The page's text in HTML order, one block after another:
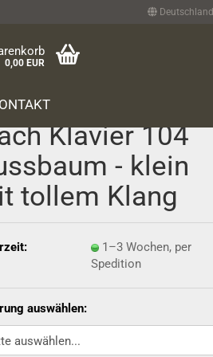
Deutschland
0,00 EUR
Kla­vier 104
- klein
tol­lem Klang
1–3 Wochen, per
Spedition
auswählen: